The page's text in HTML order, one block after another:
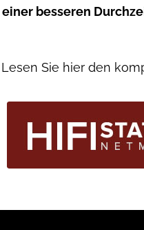
einer besseren
Lesen Sie hier den